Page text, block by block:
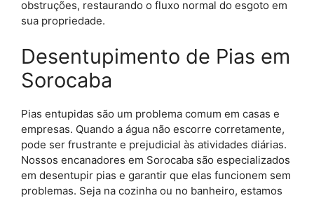
obstruções, restaurando o fluxo normal do esgoto em
sua propriedade.
Desentupimento de Pias em
Sorocaba
Pias entupidas são um problema comum em casas e
empresas. Quando a água não escorre corretamente,
pode ser frustrante e prejudicial às atividades diárias.
Nossos encanadores em Sorocaba são especializados
em desentupir pias e garantir que elas funcionem sem
problemas. Seja na cozinha ou no banheiro, estamos